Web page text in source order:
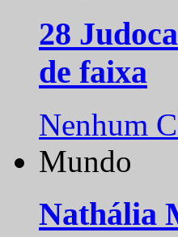
28
de faixa
Nenhum
Mundo
Nathália